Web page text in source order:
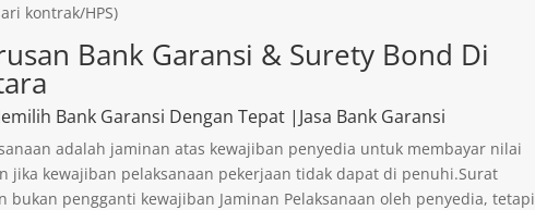
kontrak/HPS)
Bank Garansi & Surety Bond Di
Bank Garansi Dengan Tepat |Jasa Bank Garansi
adalah jaminan atas kewajiban penyedia untuk membayar nilai
jika kewajiban pelaksanaan pekerjaan tidak dapat di penuhi.Surat
bukan pengganti kewajiban Jaminan Pelaksanaan oleh penyedia, tetapi